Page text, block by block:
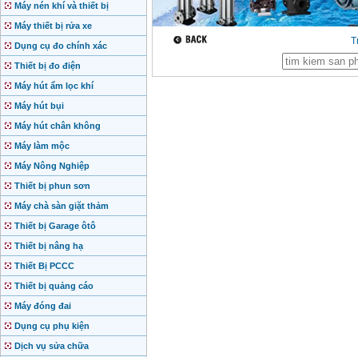
Máy nén khí và thiết bị
Máy thiết bị rửa xe
Dụng cụ đo chính xác
Thiết bị đo điện
Máy hút ẩm lọc khí
Máy hút bụi
Máy hút chân không
Máy làm mộc
Máy Nông Nghiệp
Thiết bị phun sơn
Máy chà sàn giặt thảm
Thiết bị Garage ôtô
Thiết bị nâng hạ
Thiết Bị PCCC
Thiết bị quảng cáo
Máy đóng đai
Dụng cụ phụ kiện
Dịch vụ sửa chữa